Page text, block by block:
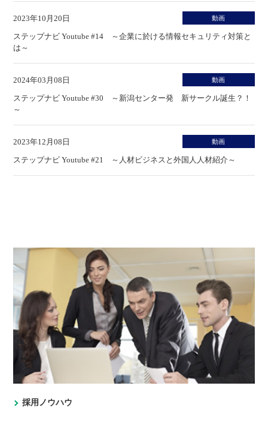
2023年10月20日 動画
ステップナビ Youtube #14 ～企業に於ける情報セキュリティ対策と
は～
2024年03月08日 動画
ステップナビ Youtube #30 ～新潟センター発 新サークル誕生？！
～
2023年12月08日 動画
ステップナビ Youtube #21 ～人材ビジネスと外国人人材紹介～
採用ノウハウ